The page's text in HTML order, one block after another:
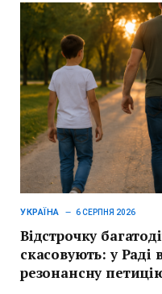
УКРАЇНА 6 СЕРПНЯ 2026
Відстрочку
скасовують: у Раді
резонансну